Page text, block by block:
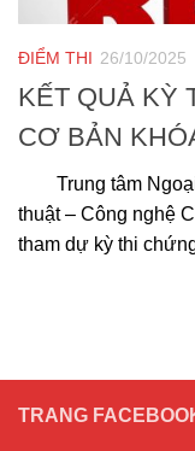
ĐIỂM THI 26/10/2025
KẾT QUẢ KỲ
CƠ BẢN
Trung tâm Ngoại
thuật – Công nghệ
tham dự kỳ thi
TRANG